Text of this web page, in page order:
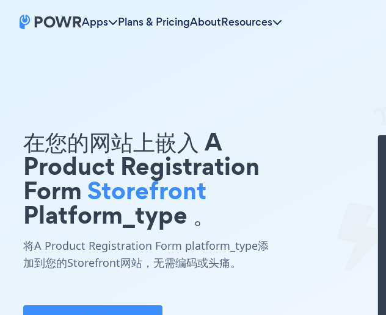
Apps Plans & PricingAboutResources
在您的网站上嵌入 A
Product Registration
Form Storefront
Platform_type 。
将A Product Registration Form platform_type添
加到您的Storefront网站，无需编码或头痛。